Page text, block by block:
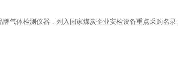
气体检测仪器，列入国家煤炭企业安检设备重点采购名录.